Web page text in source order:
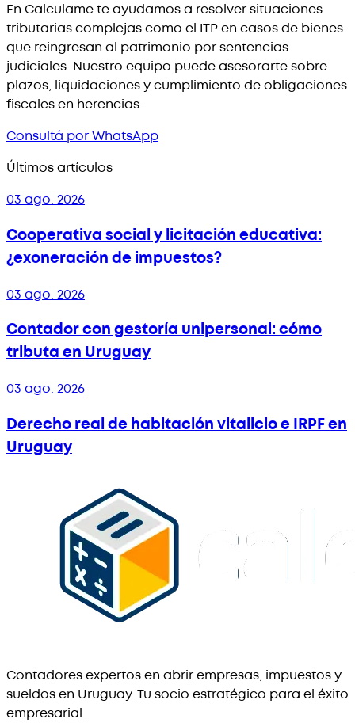
En Calculame te ayudamos a resolver situaciones
tributarias complejas como el ITP en casos de bienes
que reingresan al patrimonio por sentencias
judiciales. Nuestro equipo puede asesorarte sobre
plazos, liquidaciones y cumplimiento de obligaciones
fiscales en herencias.
Consultá por WhatsApp
Últimos artículos
03 ago. 2026
Cooperativa social y licitación educativa:
¿exoneración de impuestos?
03 ago. 2026
Contador con gestoría unipersonal: cómo
tributa en Uruguay
03 ago. 2026
Derecho real de habitación vitalicio e IRPF en
Uruguay
Contadores expertos en abrir empresas, impuestos y
sueldos en Uruguay. Tu socio estratégico para el éxito
empresarial.